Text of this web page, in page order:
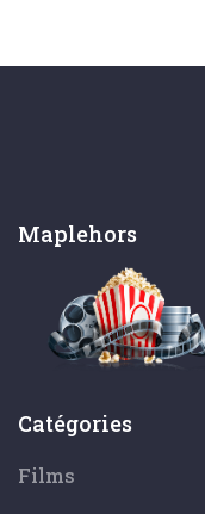
Maplehors
Catégories
Films